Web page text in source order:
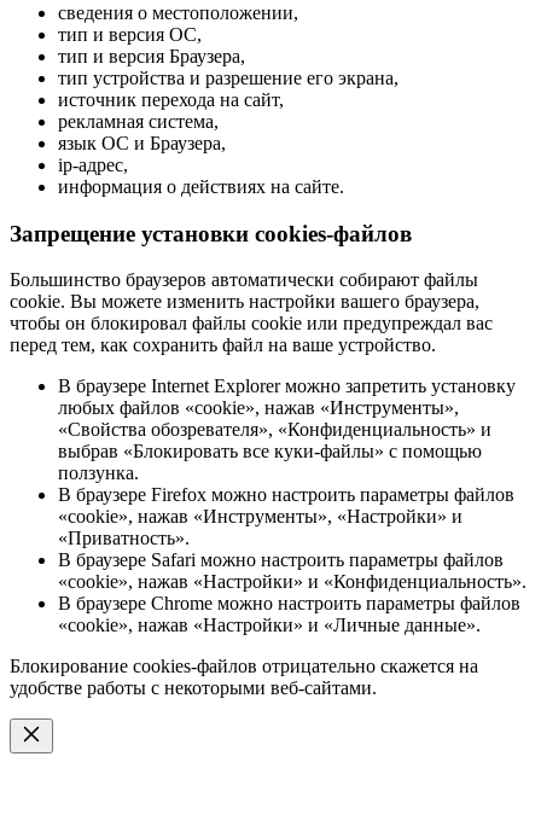
сведения о местоположении,
тип и версия ОС,
тип и версия Браузера,
тип устройства и разрешение его экрана,
источник перехода на сайт,
рекламная система,
язык ОС и Браузера,
ip-адрес,
информация о действиях на сайте.
Запрещение установки cookies-файлов
Большинство браузеров автоматически собирают файлы
cookie. Вы можете изменить настройки вашего браузера,
чтобы он блокировал файлы cookie или предупреждал вас
перед тем, как сохранить файл на ваше устройство.
В браузере Internet Explorer можно запретить установку
любых файлов «cookie», нажав «Инструменты»,
«Свойства обозревателя», «Конфиденциальность» и
выбрав «Блокировать все куки-файлы» с помощью
ползунка.
В браузере Firefox можно настроить параметры файлов
«cookie», нажав «Инструменты», «Настройки» и
«Приватность».
В браузере Safari можно настроить параметры файлов
«cookie», нажав «Настройки» и «Конфиденциальность».
В браузере Chrome можно настроить параметры файлов
«cookie», нажав «Настройки» и «Личные данные».
Блокирование cookies-файлов отрицательно скажется на
удобстве работы с некоторыми веб-сайтами.